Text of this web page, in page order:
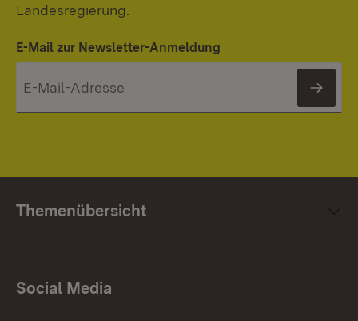
Landesregierung.
E-Mail zur Newsletter-Anmeldung
Themenübersicht
Social Media